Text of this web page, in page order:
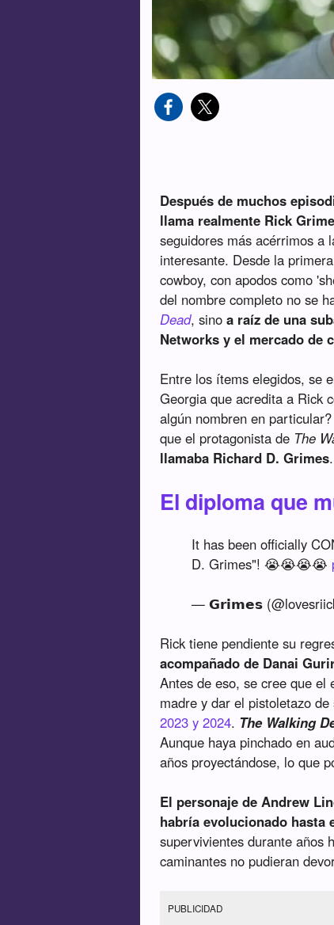
Después de muchos
llama realmente Rick
seguidores más acérrimos a
interesante. Desde la
cowboy, con apodos como
del nombre completo no se
Dead, sinoa raíz de una
Networks y el mercado de
Entre los ítems elegidos, se
Georgia que acredita a Rick
algún nombren en
que el protagonista de The
llamaba Richard D. Grimes.
El diploma que
It has been officially
D. Grimes"! 😭😭😭😭
— 𝗚𝗿𝗶𝗺𝗲𝘀
Rick tiene pendiente su
acompañado de Danai
Antes de eso, se cree que
madre y dar el pistoletazo de
2023 y 2024. The Walking
Aunque haya pinchado en
años proyectándose, lo que
El personaje de Andrew
habría evolucionado hasta
supervivientes durante años
caminantes no pudieran
PUBLICIDAD